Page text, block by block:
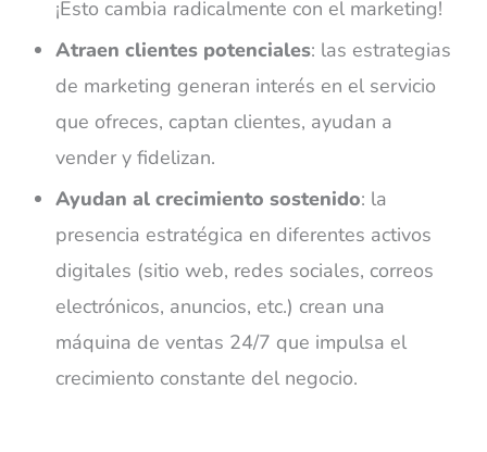
¡Esto cambia radicalmente con el marketing!
Atraen clientes potenciales: las estrategias
de marketing generan interés en el servicio
que ofreces, captan clientes, ayudan a
vender y fidelizan.
Ayudan al crecimiento sostenido: la
presencia estratégica en diferentes activos
digitales (sitio web, redes sociales, correos
electrónicos, anuncios, etc.) crean una
máquina de ventas 24/7 que impulsa el
crecimiento constante del negocio.